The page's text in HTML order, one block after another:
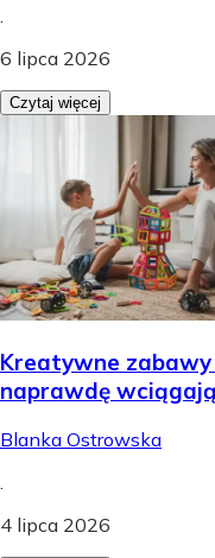
6 lipca 2026
Czytaj więcej
Kreatywne zabawy
naprawdę wciągają
Blanka Ostrowska
4 lipca 2026